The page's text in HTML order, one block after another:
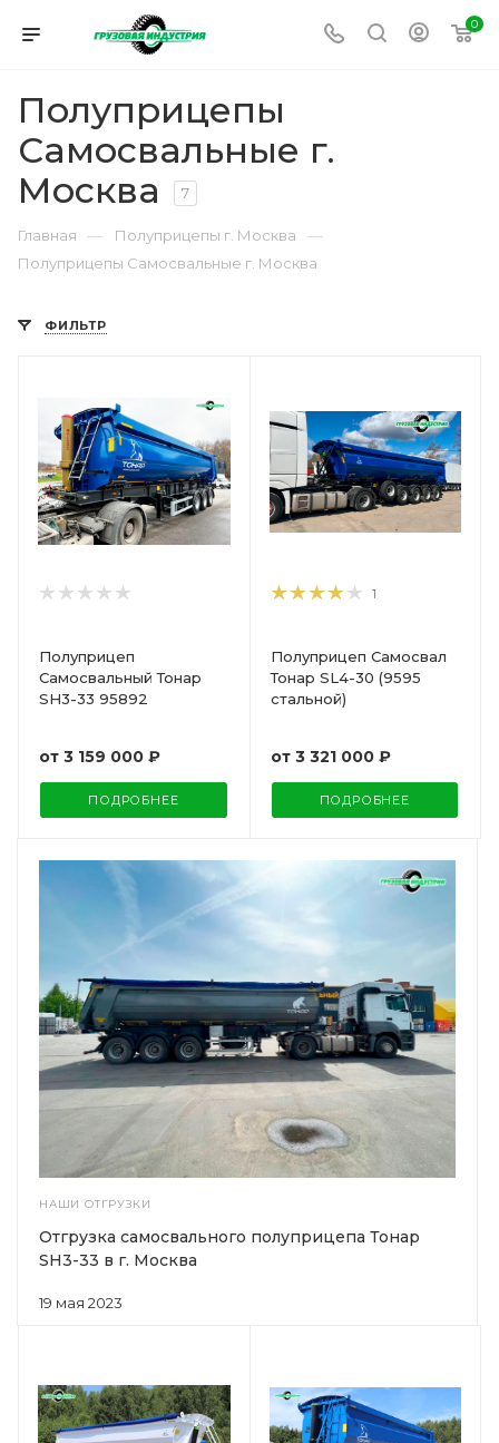
0
Полуприцепы
Самосвальные г.
Москва
7
Главная — Полуприцепы г. Москва —
Полуприцепы Самосвальные г. Москва
ФИЛЬТР
Полуприцеп
Самосвальный Тонар
SH3-33 95892
от 3 159 000 ₽
ПОДРОБНЕЕ
1
Полуприцеп Самосвал
Тонар SL4-30 (9595
стальной)
от 3 321 000 ₽
ПОДРОБНЕЕ
НАШИ ОТГРУЗКИ
19 мая 2023
Отгрузка самосвального полуприцепа Тонар
SH3-33 в г. Москва